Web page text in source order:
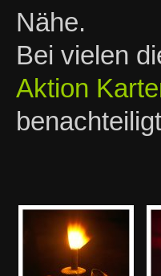
Nähe.
Bei vielen
Aktion